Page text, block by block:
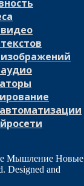
Мышление Новые
Designed and